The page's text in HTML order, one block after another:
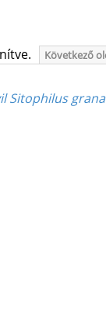
Következő
Sitophilus